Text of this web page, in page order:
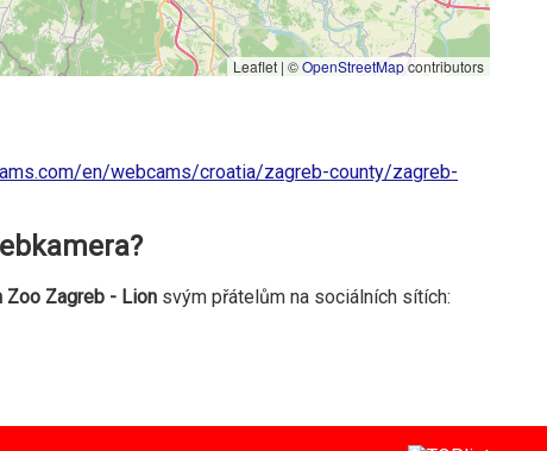
Leaflet | ©OpenStreetMapcontributors
en/webcams/croatia/zagreb-county/zagreb-
Zoo Zagreb - Lion svým přátelům na sociálních sítích: